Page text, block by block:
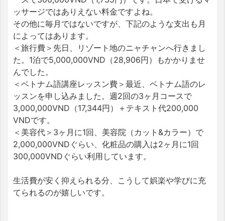
ッサージではありえない料金ですよね。
その他に毎月ではないですが、下記のような支出も月
によってはあります。
＜旅行費＞先日、リゾート地のニャチャンへ行きまし
た。1泊で5,000,000VND（28,906円）もかかりませ
んでした。
＜ベトナム語講座レッスン費＞最近、 ベトナム語のレ
ッスンを申し込みました。週2回の3ヶ月コースで
3,000,000VND（17,344円）＋テキスト代200,000
VNDです。
＜美容代＞3ヶ月に1回、美容院（カット&カラー）で
2,000,000VNDぐらい、化粧品の購入は2ヶ月に1回
300,000VNDぐらい利用しています。
生活費が安く抑えられる分、こうして娯楽や学びに充
てられるのが嬉しいです。